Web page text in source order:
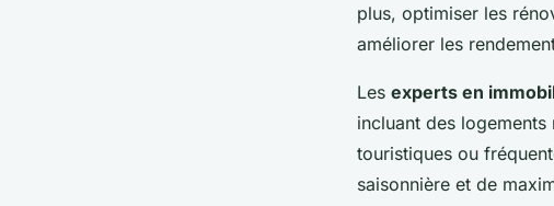
plus, optimiser les
améliorer les
Les experts en
incluant des
touristiques ou
saisonnière et de